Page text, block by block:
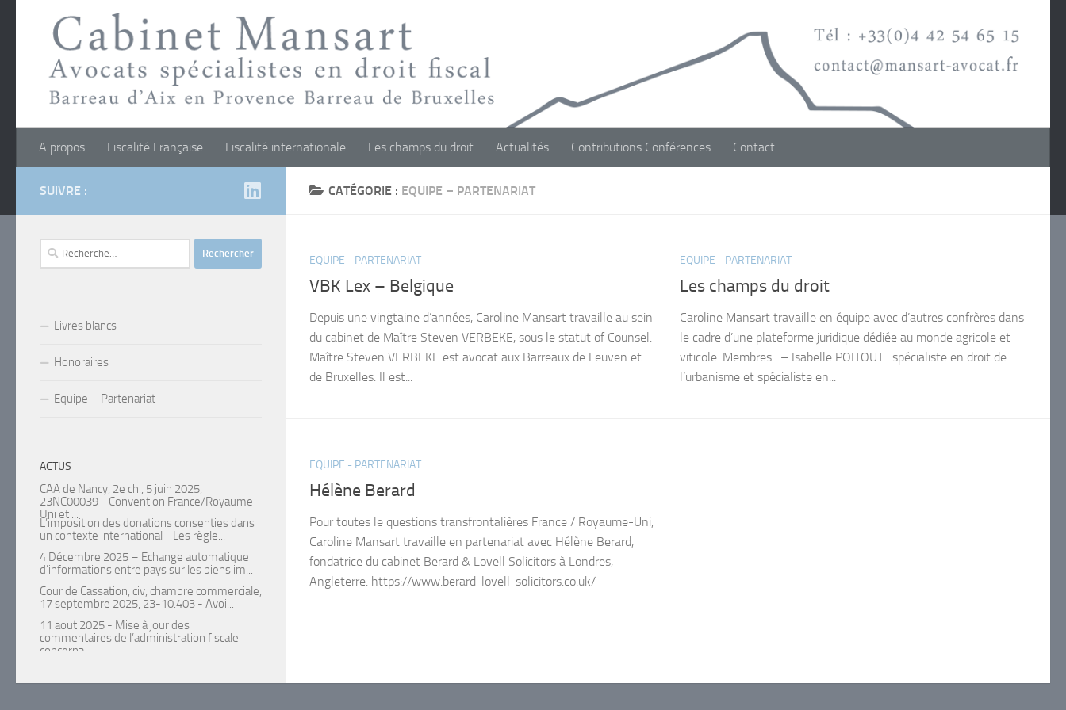
Skip to content
A propos Fiscalité Française Fiscalité internationale Les champs du droit Actualités Contributions Conférences Contact
CATÉGORIE : EQUIPE – PARTENARIAT
EQUIPE - PARTENARIAT
VBK Lex – Belgique
Depuis une vingtaine d’années, Caroline Mansart travaille au sein
du cabinet de Maître Steven VERBEKE, sous le statut of Counsel.
Maître Steven VERBEKE est avocat aux Barreaux de Leuven et
de Bruxelles. Il est...
EQUIPE - PARTENARIAT
Les champs du droit
Caroline Mansart travaille en équipe avec d’autres confrères dans
le cadre d’une plateforme juridique dédiée au monde agricole et
viticole. Membres : – Isabelle POITOUT : spécialiste en droit de
l’urbanisme et spécialiste en...
EQUIPE - PARTENARIAT
Hélène Berard
Pour toutes le questions transfrontalières France / Royaume-Uni,
Caroline Mansart travaille en partenariat avec Hélène Berard,
fondatrice du cabinet Berard & Lovell Solicitors à Londres,
Angleterre. https://www.berard-lovell-solicitors.co.uk/
SUIVRE :
Rechercher :
Livres blancs
Honoraires
Equipe – Partenariat
ACTUS
CAA de Nancy, 2e ch., 5 juin 2025,
23NC00039 - Convention France/Royaume-
Uni et ...
L’imposition des donations consenties dans
un contexte international - Les règle...
4 Décembre 2025 – Echange automatique
d’informations entre pays sur les biens im...
Cour de Cassation, civ, chambre commerciale,
17 septembre 2025, 23-10.403 - Avoi...
11 aout 2025 - Mise à jour des
commentaires de l’administration fiscale
concerna...